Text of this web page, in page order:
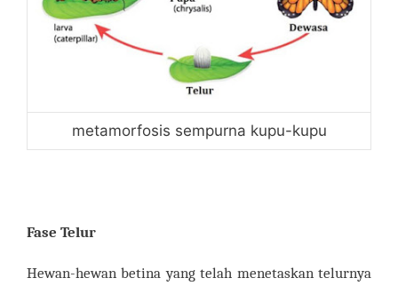
metamorfosis sempurna kupu-kupu
Fase Telur
Hewan-hewan betina yang telah menetaskan telurnya